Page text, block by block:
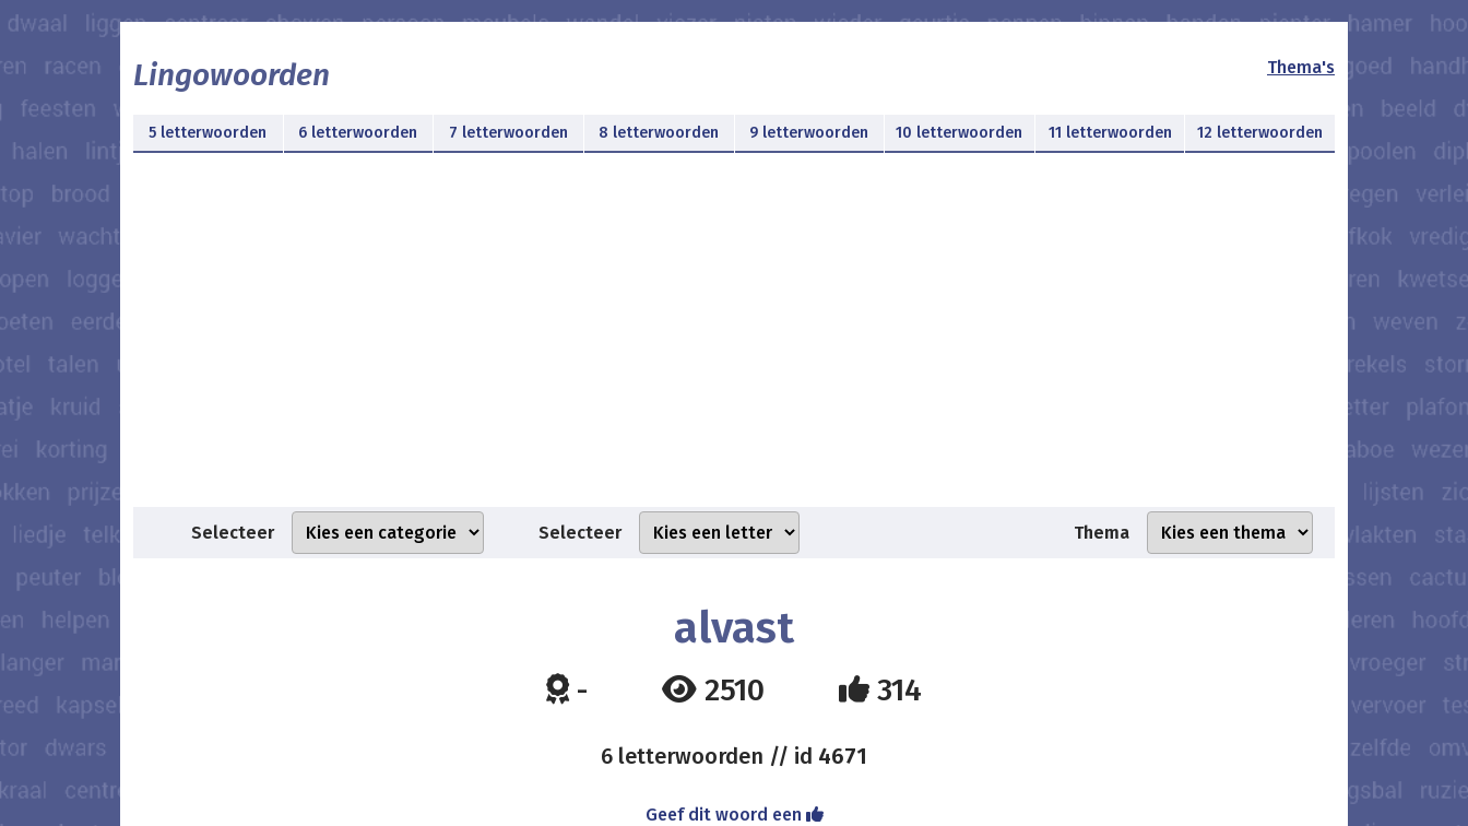
Lingowoorden Thema's
5 letterwoorden 6 letterwoorden 7 letterwoorden 8 letterwoorden 9 letterwoorden 10 letterwoorden 11 letterwoorden 12 letterwoorden
Selecteer Selecteer Thema
alvast
- 2510 314
6 letterwoorden // id 4671
Geef dit woord een